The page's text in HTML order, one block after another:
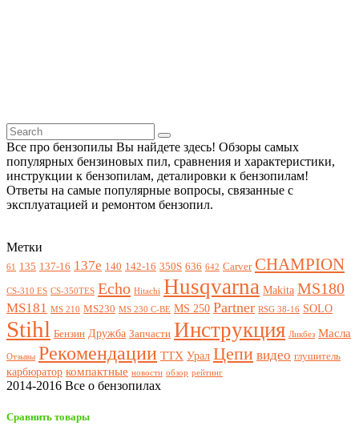
Все про бензопилы Вы найдете здесь! Обзоры самых
популярных бензиновых пил, сравнения и характеристики,
инструкции к бензопилам, деталировки к бензопилам!
Ответы на самые популярные вопросы, связанные с
эксплуатацией и ремонтом бензопил.
Метки
61 135 137-16 137e 140 142-16 350S 636 642 Carver CHAMPION
CS-310 ES CS-350TES Echo Hitachi Husqvarna Makita MS180
MS181 MS 210 MS230 MS 230 C-BE MS 250 Partner RSG 38-16 SOLO
Stihl Бензин Дружба Запчасти Инструкция Ликбез Масла
Отзывы Рекомендации ТТХ Урал Цепи видео глушитель
карбюратор компактные новости обзор рейтинг
2014-2016 Все о бензопилах
Сравнить товары